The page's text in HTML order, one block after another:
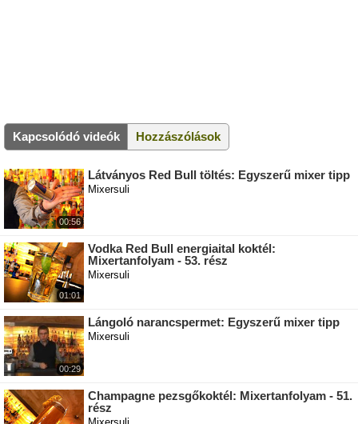
Kapcsolódó videók Hozzászólások
00:56
Látványos Red Bull töltés: Egyszerű mixer tipp
Mixersuli
01:01
Vodka Red Bull energiaital koktél:
Mixertanfolyam - 53. rész
Mixersuli
00:29
Lángoló narancspermet: Egyszerű mixer tipp
Mixersuli
Champagne pezsgőkoktél: Mixertanfolyam - 51.
rész